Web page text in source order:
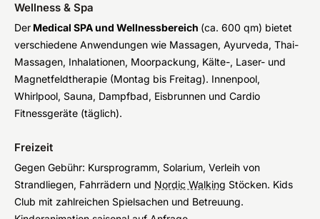
Wellness & Spa
Der Medical SPA und Wellnessbereich (ca. 600 qm) bietet
verschiedene Anwendungen wie Massagen, Ayurveda, Thai-
Massagen, Inhalationen, Moorpackung, Kälte-, Laser- und
Magnetfeldtherapie (Montag bis Freitag). Innenpool,
Whirlpool, Sauna, Dampfbad, Eisbrunnen und Cardio
Fitnessgeräte (täglich).
Freizeit
Gegen Gebühr: Kursprogramm, Solarium, Verleih von
Strandliegen, Fahrrädern und Nordic Walking Stöcken. Kids
Club mit zahlreichen Spielsachen und Betreuung.